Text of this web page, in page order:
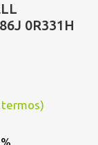
0R331H
termos)